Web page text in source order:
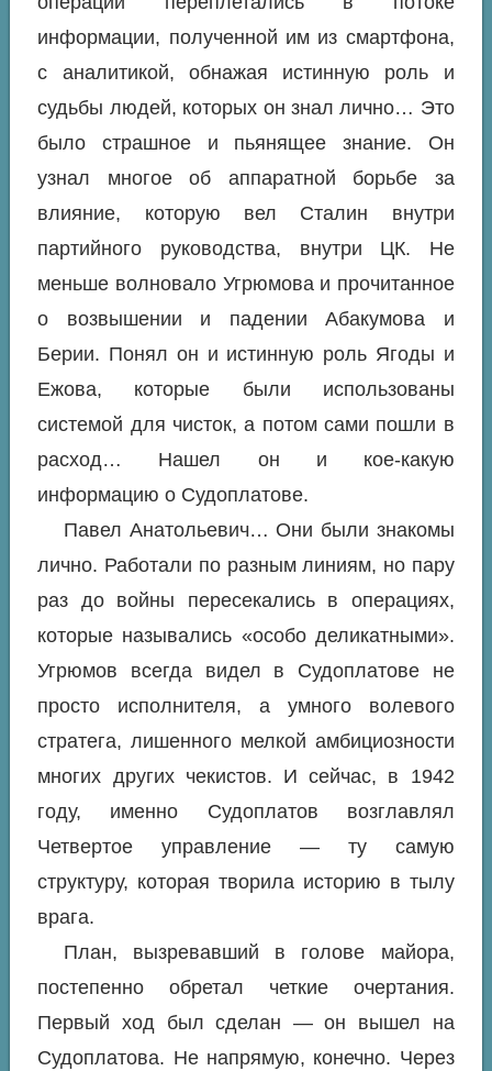
информации, полученной им из смартфона,
с аналитикой, обнажая истинную роль и
судьбы людей, которых он знал лично… Это
было страшное и пьянящее знание. Он
узнал многое об аппаратной борьбе за
влияние, которую вел Сталин внутри
партийного руководства, внутри ЦК. Не
меньше волновало Угрюмова и прочитанное
о возвышении и падении Абакумова и
Берии. Понял он и истинную роль Ягоды и
Ежова, которые были использованы
системой для чисток, а потом сами пошли в
расход… Нашел он и кое-какую
информацию о Судоплатове.
Павел Анатольевич… Они были знакомы
лично. Работали по разным линиям, но пару
раз до войны пересекались в операциях,
которые назывались «особо деликатными».
Угрюмов всегда видел в Судоплатове не
просто исполнителя, а умного волевого
стратега, лишенного мелкой амбициозности
многих других чекистов. И сейчас, в 1942
году, именно Судоплатов возглавлял
Четвертое управление — ту самую
структуру, которая творила историю в тылу
врага.
План, вызревавший в голове майора,
постепенно обретал четкие очертания.
Первый ход был сделан — он вышел на
Судоплатова. Не напрямую, конечно. Через